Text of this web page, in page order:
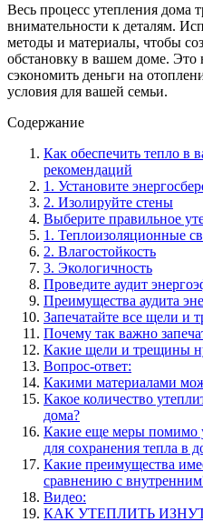
Весь процесс утепления дома
внимательности к деталям.
методы и материалы, чтобы
обстановку в вашем доме. Это
сэкономить деньги на
условия для вашей семьи.
Содержание
Как обеспечить тепло в
рекомендаций
1. Установите
2. Изолируйте стены
Выберите правильное
1. Теплоизоляционные
2. Влагостойкость
3. Экологичность
Проведите аудит
Преимущества аудита
Запечатайте все щели и
Почему так важно
Какие щели и трещины
Вопрос-ответ:
Какими материалами
Какое количество
дома?
Какие еще меры помимо
для сохранения тепла в
Какие преимущества
сравнению с
Видео:
КАК УТЕПЛИТЬ